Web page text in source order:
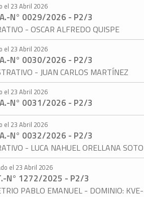
el 23 Abril 2026
N° 0029/2026 - P2/3
- OSCAR ALFREDO QUISPE
el 23 Abril 2026
N° 0030/2026 - P2/3
- JUAN CARLOS MARTÍNEZ
el 23 Abril 2026
N° 0031/2026 - P2/3
el 23 Abril 2026
N° 0032/2026 - P2/3
- LUCA NAHUEL ORELLANA SOTO
el 23 Abril 2026
N° 1272/2025 - P2/3
PABLO EMANUEL - DOMINIO: